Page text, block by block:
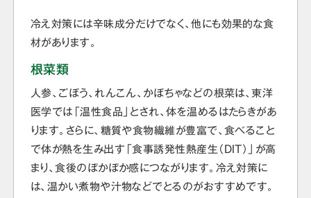
冷え対策には辛味成分だけでなく、他にも効果的な食
材があります。
根菜類
人参、ごぼう、れんこん、かぼちゃなどの根菜は、東洋
医学では「温性食品」とされ、体を温めるはたらきがあ
ります。さらに、糖質や食物繊維が豊富で、食べること
で体が熱を生み出す「食事誘発性熱産生（DIT）」が高
まり、食後のぽかぽか感につながります。冷え対策に
は、温かい煮物や汁物などでとるのがおすすめです。